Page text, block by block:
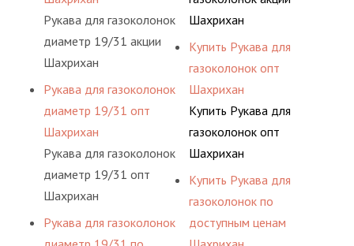
Рукава для газоколонок
диаметр 19/31 акции
Шахрихан
Рукава для газоколонок
диаметр 19/31 опт
Шахрихан
Рукава для газоколонок
диаметр 19/31 опт
Шахрихан
Рукава для газоколонок
Шахрихан
Купить Рукава для
газоколонок опт
Шахрихан
Купить Рукава для
газоколонок опт
Шахрихан
Купить Рукава для
газоколонок по
доступным ценам